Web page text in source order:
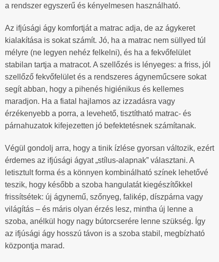
a rendszer egyszerű és kényelmesen használható.
Az ifjúsági ágy komfortját a matrac adja, de az ágykeret
kialakítása is sokat számít. Jó, ha a matrac nem süllyed túl
mélyre (ne legyen nehéz felkelni), és ha a fekvőfelület
stabilan tartja a matracot. A szellőzés is lényeges: a friss, jól
szellőző fekvőfelület és a rendszeres ágyneműcsere sokat
segít abban, hogy a pihenés higiénikus és kellemes
maradjon. Ha a fiatal hajlamos az izzadásra vagy
érzékenyebb a porra, a levehető, tisztítható matrac- és
párnahuzatok kifejezetten jó befektetésnek számítanak.
Végül gondolj arra, hogy a tinik ízlése gyorsan változik, ezért
érdemes az ifjúsági ágyat „stílus-alapnak” választani. A
letisztult forma és a könnyen kombinálható színek lehetővé
teszik, hogy később a szoba hangulatát kiegészítőkkel
frissítsétek: új ágynemű, szőnyeg, falikép, díszpárna vagy
világítás – és máris olyan érzés lesz, mintha új lenne a
szoba, anélkül hogy nagy bútorcserére lenne szükség. Így
az ifjúsági ágy hosszú távon is a szoba stabil, megbízható
központja marad.